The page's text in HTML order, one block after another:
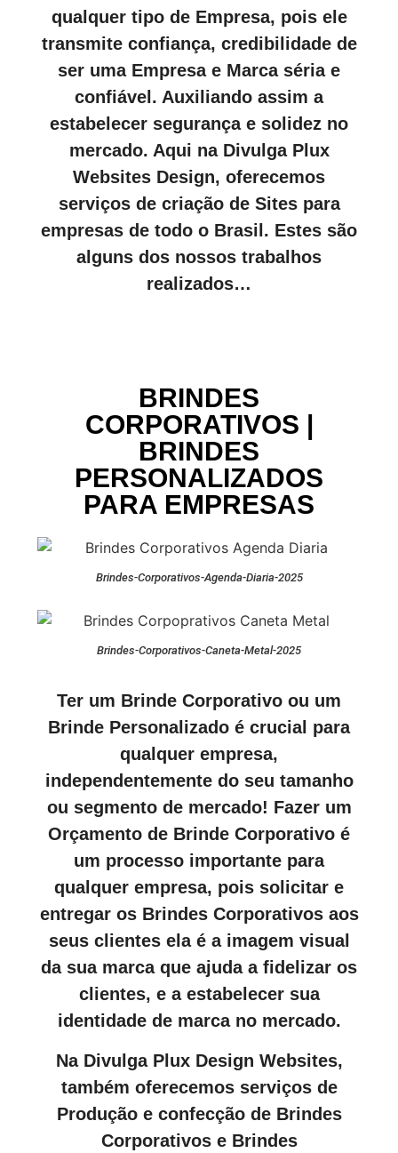
qualquer tipo de Empresa, pois ele
transmite confiança, credibilidade de
ser uma Empresa e Marca séria e
confiável. Auxiliando assim a
estabelecer segurança e solidez no
mercado. Aqui na Divulga Plux
Websites Design, oferecemos
serviços de criação de Sites para
empresas de todo o Brasil. Estes são
alguns dos nossos trabalhos
realizados…
BRINDES
CORPORATIVOS |
BRINDES
PERSONALIZADOS
PARA EMPRESAS
Brindes-Corporativos-Agenda-Diaria-2025
Brindes-Corporativos-Caneta-Metal-2025
Ter um Brinde Corporativo ou um
Brinde Personalizado é crucial para
qualquer empresa,
independentemente do seu tamanho
ou segmento de mercado! Fazer um
Orçamento de Brinde Corporativo é
um processo importante para
qualquer empresa, pois solicitar e
entregar os Brindes Corporativos aos
seus clientes ela é a imagem visual
da sua marca que ajuda a fidelizar os
clientes, e a estabelecer sua
identidade de marca no mercado.
Na Divulga Plux Design Websites,
também oferecemos serviços de
Produção e confecção de Brindes
Corporativos e Brindes